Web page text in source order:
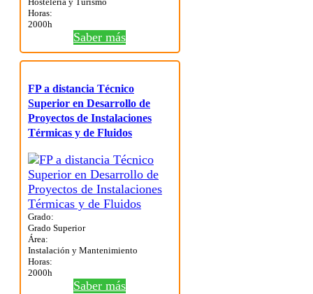
Horas:
2000h
Saber más
FP a distancia Técnico
Superior en Desarrollo de
Proyectos de Instalaciones
Térmicas y de Fluidos
Grado:
Grado Superior
Área:
Instalación y Mantenimiento
Horas:
2000h
Saber más